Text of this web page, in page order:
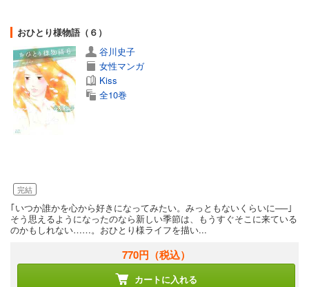
おひとり様物語（６）
完結
谷川史子
女性マンガ
Kiss
全10巻
｢いつか誰かを心から好きになってみたい。みっともないくらいに──｣
そう思えるようになったのなら新しい季節は、もうすぐそこに来ている
のかもしれない……。おひとり様ライフを描い...
770円 （税込）
カートに入れる